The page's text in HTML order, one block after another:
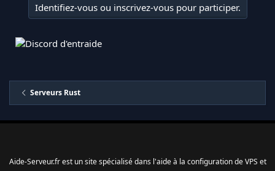
Identifiez-vous ou inscrivez-vous pour participer.
Serveurs Rust
Aide-Serveur.fr est un site spécialisé dans l'aide à la configuration de VPS et